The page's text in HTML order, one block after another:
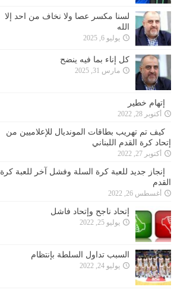
لسنا مكسر عصا ولا نخاف من احد إلا
الله
يوليو 6, 2025
كل إناء بما فيه ينضح
مارس 31, 2025
إتهام خطير
أكتوبر 28, 2022
كيف تم تهريب بطاقات المونديال للإعلاميين من
إتحاد كرة القدم اللبناني
أكتوبر 27, 2022
إنجاز جديد للعبة كرة السلة وفشل آخر للعبة كرة
القدم
أغسطس 26, 2022
إتحاد ناجح وإتحاد فاشل
يوليو 25, 2022
السبب تداول السلطة بإنتظام
يوليو 24, 2022